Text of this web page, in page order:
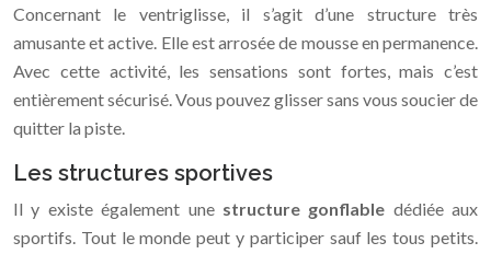
Concernant le ventriglisse, il s’agit d’une structure très
amusante et active. Elle est arrosée de mousse en permanence.
Avec cette activité, les sensations sont fortes, mais c’est
entièrement sécurisé. Vous pouvez glisser sans vous soucier de
quitter la piste.
Les structures sportives
Il y existe également une structure gonflable dédiée aux
sportifs. Tout le monde peut y participer sauf les tous petits.